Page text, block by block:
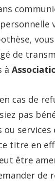
de
à
cas de
pas
services
titre en
être
de